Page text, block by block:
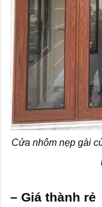
Cửa nhôm nẹp gài
– Giá thành rẻ